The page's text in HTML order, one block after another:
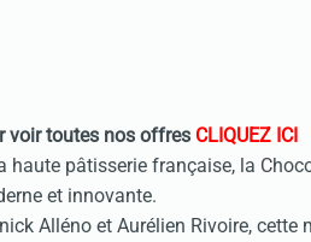
voir toutes nos offres CLIQUEZ ICI
haute pâtisserie française, la
et innovante.
Alléno et Aurélien Rivoire,